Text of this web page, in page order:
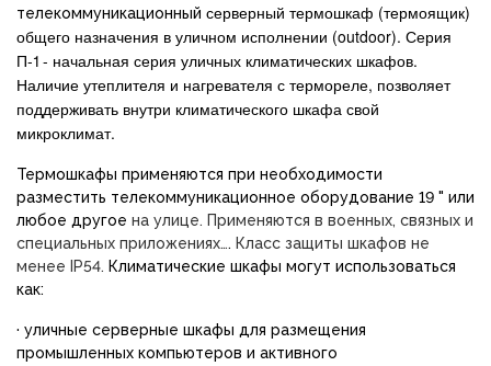
телекоммуникационный серверный термошкаф (термоящик)
общего назначения в уличном исполнении (outdoor). Серия
П-1 - начальная серия уличных климатических шкафов.
Наличие утеплителя и нагревателя с термореле, позволяет
поддерживать внутри климатического шкафа свой
микроклимат.
Термошкафы применяются при необходимости
разместить телекоммуникационное оборудование 19 " или
любое другое на улице. Применяются в военных, связных и
специальных приложениях…. Класс защиты шкафов не
менее IP54. Климатические шкафы могут использоваться
как:
· уличные серверные шкафы для размещения
промышленных компьютеров и активного